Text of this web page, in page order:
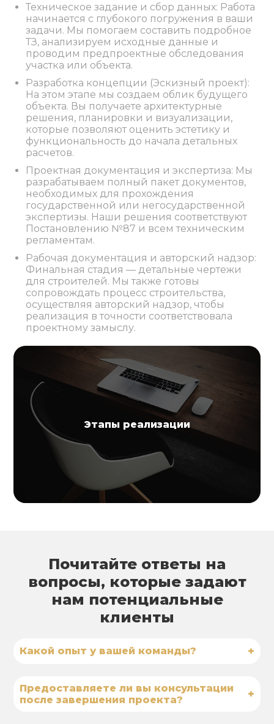
Этапы реализации
Техническое задание и сбор данных: Работа
начинается с глубокого погружения в ваши
задачи. Мы помогаем составить подробное
ТЗ, анализируем исходные данные и
проводим предпроектные обследования
участка или объекта.
Разработка концепции (Эскизный проект):
На этом этапе мы создаем облик будущего
объекта. Вы получаете архитектурные
решения, планировки и визуализации,
которые позволяют оценить эстетику и
функциональность до начала детальных
расчетов.
Проектная документация и экспертиза: Мы
разрабатываем полный пакет документов,
необходимых для прохождения
государственной или негосударственной
экспертизы. Наши решения соответствуют
Постановлению №87 и всем техническим
регламентам.
Рабочая документация и авторский надзор:
Финальная стадия — детальные чертежи
для строителей. Мы также готовы
сопровождать процесс строительства,
осуществляя авторский надзор, чтобы
реализация в точности соответствовала
проектному замыслу.
Почитайте ответы на
вопросы, которые задают
нам потенциальные
клиенты
Какой опыт у вашей команды? +
Предоставляете ли вы консультации
после завершения проекта?
+